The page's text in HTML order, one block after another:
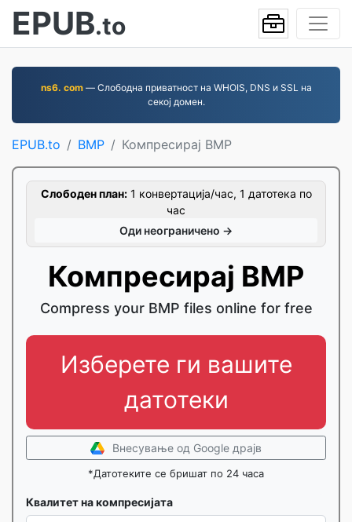
EPUB.to
ns6. com— Слободна приватност на WHOIS, DNS и SSL на
секој домен.
EPUB.to BMP Компресирај BMP
Слободен план:1 конвертација/час, 1 датотека по
час
Оди неограничено →
Компресирај BMP
Compress your BMP files online for free
Изберете ги вашите
датотеки
Внесување од Google драјв
*Датотеките се бришат по 24 часа
Квалитет на компресијата